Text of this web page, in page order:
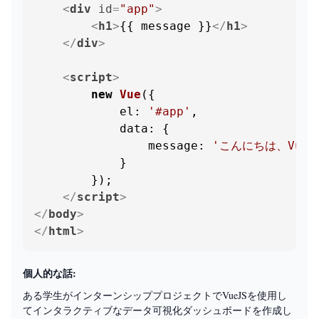
<div id="app">
<h1>{{ message }}</h1>
</div>
<script>
new Vue ({
el : '#app' ,
data : {
message :
'こんにちは、
            }
        });
</script>
</body>
</html>
個人的な話:
ある学生がインターンシッププロジェクトでVueJSを使用し
てインタラクティブなデータ可視化ダッシュボードを作成し